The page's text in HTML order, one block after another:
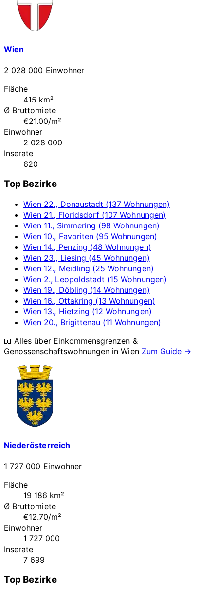
Wien
2 028 000 Einwohner
Fläche
415 km²
Ø Bruttomiete
€21.00/m²
Einwohner
2 028 000
Inserate
620
Top Bezirke
Wien 22., Donaustadt (137 Wohnungen)
Wien 21., Floridsdorf (107 Wohnungen)
Wien 11., Simmering (98 Wohnungen)
Wien 10., Favoriten (95 Wohnungen)
Wien 14., Penzing (48 Wohnungen)
Wien 23., Liesing (45 Wohnungen)
Wien 12., Meidling (25 Wohnungen)
Wien 2., Leopoldstadt (15 Wohnungen)
Wien 19., Döbling (14 Wohnungen)
Wien 16., Ottakring (13 Wohnungen)
Wien 13., Hietzing (12 Wohnungen)
Wien 20., Brigittenau (11 Wohnungen)
📖 Alles über Einkommensgrenzen &
Genossenschaftswohnungen inWien Zum Guide →
Niederösterreich
1 727 000 Einwohner
Fläche
19 186 km²
Ø Bruttomiete
€12.70/m²
Einwohner
1 727 000
Inserate
7 699
Top Bezirke